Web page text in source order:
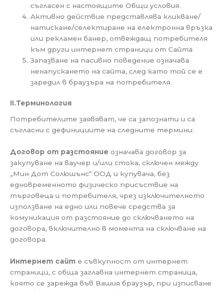
съгласен с настоящите Общи условия.
Активно действие представлява кликване/
натискане/селектиране на електронна връзка
или рекламен банер, отвеждащ потребителя
към други интернет страници от Сайта
Запазване на пасивно поведение означава
ненапускането на сайта, след като той се е
заредил в браузъра на потребителя.
ІІ.Терминология
Потребителите заявяват, че са запознати и са
съгласни с дефинициите на следните термини:
Договор от разстояние означава договор за
закупуване на ваучер и/или стока, сключен между
„Мин Дот Солюшънс“ ООД и купувача, без
едновременното физическо присъствие на
търговеца и потребителя, чрез изключителното
използване на едно или повече средства за
комуникация от разстояние до сключването на
договора, включително в момента на сключване на
договора.
Интернет сайт е съвкупност от интернет
страници, с обща заглавна интернет страница,
която се зарежда във Вашия браузър, при изписване